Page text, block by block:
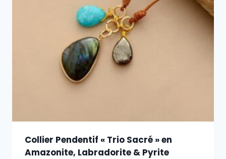
Collier Pendentif « Trio Sacré » en
Amazonite, Labradorite & Pyrite